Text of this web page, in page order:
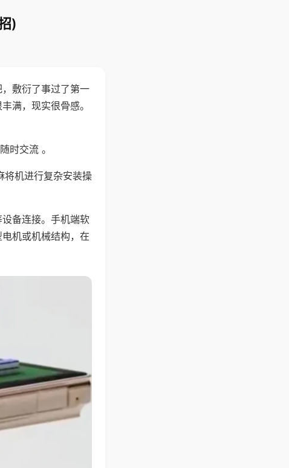
)
敷衍了事过了第一
满，现实很骨感。
时交流 。
将机进行复杂安装操
备连接。手机端软
机或机械结构，在